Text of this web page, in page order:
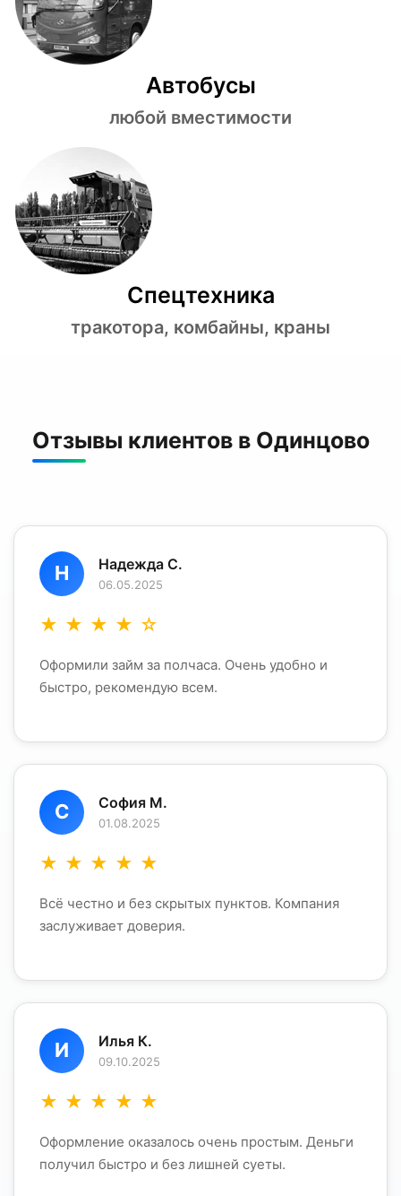
Автобусы
любой вместимости
Спецтехника
тракотора, комбайны, краны
Отзывы клиентов в Одинцово
Н Надежда С.
06.05.2025
★ ★ ★ ★ ☆
Оформили займ за полчаса. Очень удобно и
быстро, рекомендую всем.
С София М.
01.08.2025
★ ★ ★ ★ ★
Всё честно и без скрытых пунктов. Компания
заслуживает доверия.
И Илья К.
09.10.2025
★ ★ ★ ★ ★
Оформление оказалось очень простым. Деньги
получил быстро и без лишней суеты.